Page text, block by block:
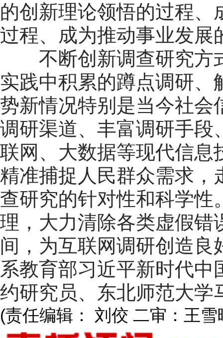
的创新理论领悟的过程
过程、成为推动事业发展
不断创新调查研究方
实践中积累的蹲点调研
势新情况特别是当今社会
调研渠道、丰富调研手段
联网、大数据等现代信息
精准捕捉人民群众需求，
查研究的针对性和科学性
理，大力清除各类虚假错
间，为互联网调研创造
系教育部习近平新时代
约研究员、东北师范大学
(责任编辑： 刘佼 二审：王